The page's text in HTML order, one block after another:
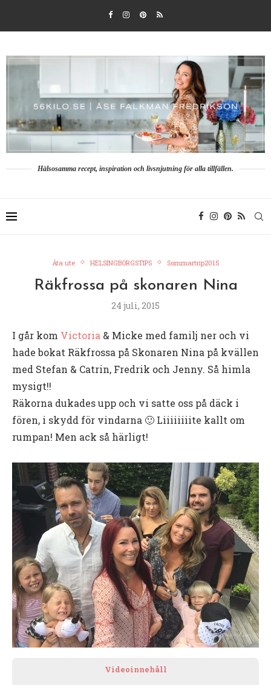
Hälsosamma recept, inspiration och livsnjutning för alla tillfällen.
Äta ute HELSINGBORGSTIPS Sommartrip2015
Räkfrossa på skonaren Nina
24 juli, 2015
I går kom Victoria & Micke med familj ner och vi
hade bokat Räkfrossa på Skonaren Nina på kvällen
med Stefan & Catrin, Fredrik och Jenny. Så himla
mysigt!!
Räkorna dukades upp och vi satte oss på däck i
fören, i skydd för vindarna 🙂 Liiiiiiiite kallt om
rumpan! Men ack så härligt!
Videoinnehåll